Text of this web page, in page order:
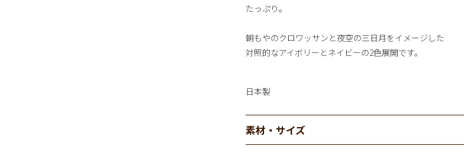
たっぷり。
朝もやのクロワッサンと夜空の三日月をイメージした
対照的なアイボリーとネイビーの2色展開です。
日本製
素材・サイズ